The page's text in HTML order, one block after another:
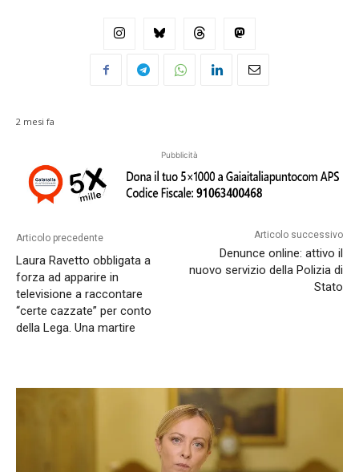
2 mesi fa
Pubblicità
Articolo precedente
Laura Ravetto obbligata a
forza ad apparire in
televisione a raccontare
“certe cazzate” per conto
della Lega. Una martire
Articolo successivo
Denunce online: attivo il
nuovo servizio della Polizia di
Stato